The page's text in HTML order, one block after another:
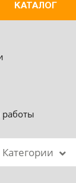
КАТАЛОГ
работы
Категории